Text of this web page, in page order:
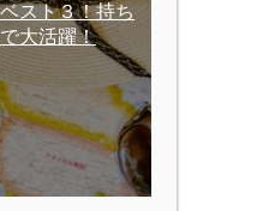
スト３！持ち
大活躍！